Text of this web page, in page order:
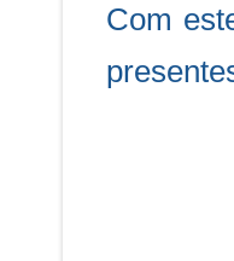
Com